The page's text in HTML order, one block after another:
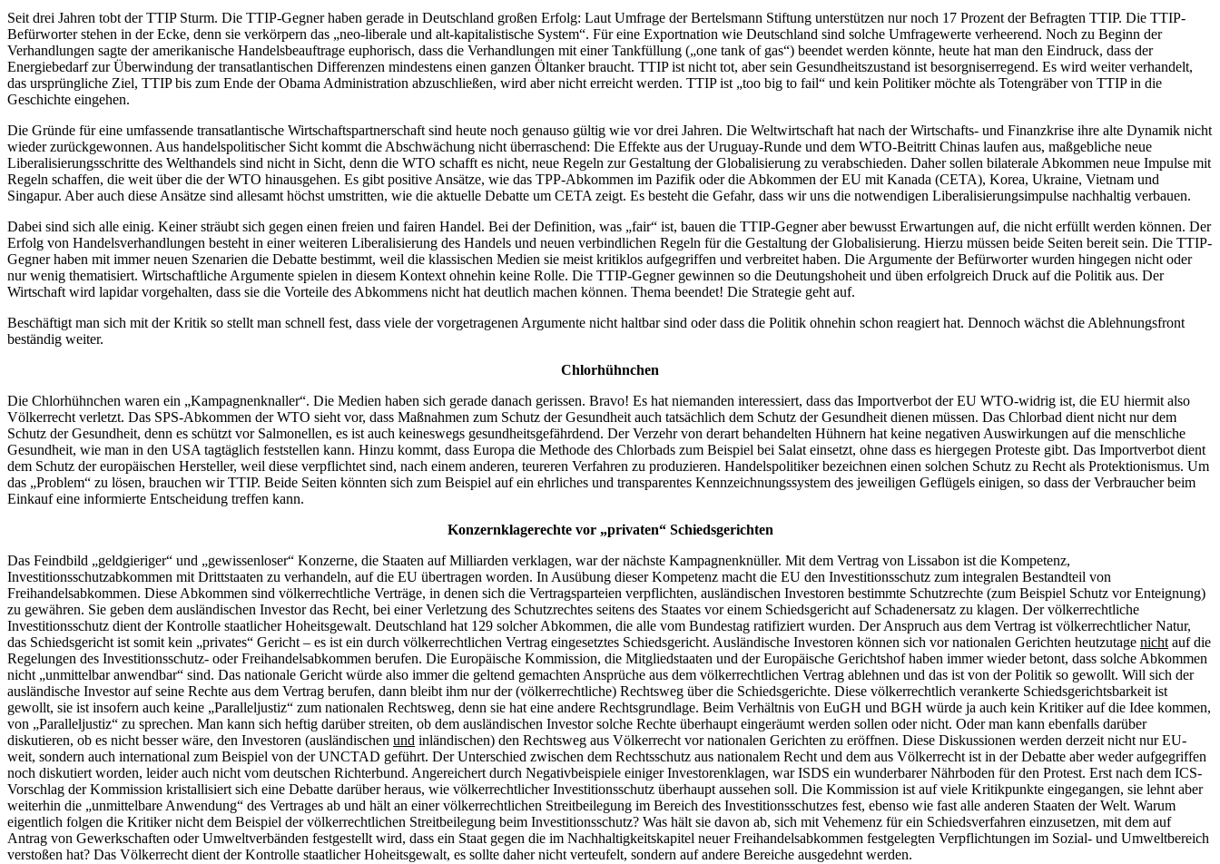
Seit drei Jahren tobt der TTIP Sturm. Die TTIP-Gegner haben gerade in Deutschland großen Erfolg: Laut Umfrage der Bertelsmann Stiftung unterstützen nur noch 17 Prozent der Befragten TTIP. Die TTIP-
Befürworter stehen in der Ecke, denn sie verkörpern das „neo-liberale und alt-kapitalistische System“. Für eine Exportnation wie Deutschland sind solche Umfragewerte verheerend. Noch zu Beginn der
Verhandlungen sagte der amerikanische Handelsbeauftrage euphorisch, dass die Verhandlungen mit einer Tankfüllung („one tank of gas“) beendet werden könnte, heute hat man den Eindruck, dass der
Energiebedarf zur Überwindung der transatlantischen Differenzen mindestens einen ganzen Öltanker braucht. TTIP ist nicht tot, aber sein Gesundheitszustand ist besorgniserregend. Es wird weiter verhandelt,
das ursprüngliche Ziel, TTIP bis zum Ende der Obama Administration abzuschließen, wird aber nicht erreicht werden. TTIP ist „too big to fail“ und kein Politiker möchte als Totengräber von TTIP in die
Geschichte eingehen.
Die Gründe für eine umfassende transatlantische Wirtschaftspartnerschaft sind heute noch genauso gültig wie vor drei Jahren. Die Weltwirtschaft hat nach der Wirtschafts- und Finanzkrise ihre alte Dynamik nicht
wieder zurückgewonnen. Aus handelspolitischer Sicht kommt die Abschwächung nicht überraschend: Die Effekte aus der Uruguay-Runde und dem WTO-Beitritt Chinas laufen aus, maßgebliche neue
Liberalisierungsschritte des Welthandels sind nicht in Sicht, denn die WTO schafft es nicht, neue Regeln zur Gestaltung der Globalisierung zu verabschieden. Daher sollen bilaterale Abkommen neue Impulse mit
Regeln schaffen, die weit über die der WTO hinausgehen. Es gibt positive Ansätze, wie das TPP-Abkommen im Pazifik oder die Abkommen der EU mit Kanada (CETA), Korea, Ukraine, Vietnam und
Singapur. Aber auch diese Ansätze sind allesamt höchst umstritten, wie die aktuelle Debatte um CETA zeigt. Es besteht die Gefahr, dass wir uns die notwendigen Liberalisierungsimpulse nachhaltig verbauen.
Dabei sind sich alle einig. Keiner sträubt sich gegen einen freien und fairen Handel. Bei der Definition, was „fair“ ist, bauen die TTIP-Gegner aber bewusst Erwartungen auf, die nicht erfüllt werden können. Der
Erfolg von Handelsverhandlungen besteht in einer weiteren Liberalisierung des Handels und neuen verbindlichen Regeln für die Gestaltung der Globalisierung. Hierzu müssen beide Seiten bereit sein. Die TTIP-
Gegner haben mit immer neuen Szenarien die Debatte bestimmt, weil die klassischen Medien sie meist kritiklos aufgegriffen und verbreitet haben. Die Argumente der Befürworter wurden hingegen nicht oder
nur wenig thematisiert. Wirtschaftliche Argumente spielen in diesem Kontext ohnehin keine Rolle. Die TTIP-Gegner gewinnen so die Deutungshoheit und üben erfolgreich Druck auf die Politik aus. Der
Wirtschaft wird lapidar vorgehalten, dass sie die Vorteile des Abkommens nicht hat deutlich machen können. Thema beendet! Die Strategie geht auf.
Beschäftigt man sich mit der Kritik so stellt man schnell fest, dass viele der vorgetragenen Argumente nicht haltbar sind oder dass die Politik ohnehin schon reagiert hat. Dennoch wächst die Ablehnungsfront
beständig weiter.
Chlorhühnchen
Die Chlorhühnchen waren ein „Kampagnenknaller“. Die Medien haben sich gerade danach gerissen. Bravo! Es hat niemanden interessiert, dass das Importverbot der EU WTO-widrig ist, die EU hiermit also
Völkerrecht verletzt. Das SPS-Abkommen der WTO sieht vor, dass Maßnahmen zum Schutz der Gesundheit auch tatsächlich dem Schutz der Gesundheit dienen müssen. Das Chlorbad dient nicht nur dem
Schutz der Gesundheit, denn es schützt vor Salmonellen, es ist auch keineswegs gesundheitsgefährdend. Der Verzehr von derart behandelten Hühnern hat keine negativen Auswirkungen auf die menschliche
Gesundheit, wie man in den USA tagtäglich feststellen kann. Hinzu kommt, dass Europa die Methode des Chlorbads zum Beispiel bei Salat einsetzt, ohne dass es hiergegen Proteste gibt. Das Importverbot dient
dem Schutz der europäischen Hersteller, weil diese verpflichtet sind, nach einem anderen, teureren Verfahren zu produzieren. Handelspolitiker bezeichnen einen solchen Schutz zu Recht als Protektionismus. Um
das „Problem“ zu lösen, brauchen wir TTIP. Beide Seiten könnten sich zum Beispiel auf ein ehrliches und transparentes Kennzeichnungssystem des jeweiligen Geflügels einigen, so dass der Verbraucher beim
Einkauf eine informierte Entscheidung treffen kann.
Konzernklagerechte vor „privaten“ Schiedsgerichten
Das Feindbild „geldgieriger“ und „gewissenloser“ Konzerne, die Staaten auf Milliarden verklagen, war der nächste Kampagnenknüller. Mit dem Vertrag von Lissabon ist die Kompetenz,
Investitionsschutzabkommen mit Drittstaaten zu verhandeln, auf die EU übertragen worden. In Ausübung dieser Kompetenz macht die EU den Investitionsschutz zum integralen Bestandteil von
Freihandelsabkommen. Diese Abkommen sind völkerrechtliche Verträge, in denen sich die Vertragsparteien verpflichten, ausländischen Investoren bestimmte Schutzrechte (zum Beispiel Schutz vor Enteignung)
zu gewähren. Sie geben dem ausländischen Investor das Recht, bei einer Verletzung des Schutzrechtes seitens des Staates vor einem Schiedsgericht auf Schadenersatz zu klagen. Der völkerrechtliche
Investitionsschutz dient der Kontrolle staatlicher Hoheitsgewalt. Deutschland hat 129 solcher Abkommen, die alle vom Bundestag ratifiziert wurden. Der Anspruch aus dem Vertrag ist völkerrechtlicher Natur,
das Schiedsgericht ist somit kein „privates“ Gericht – es ist ein durch völkerrechtlichen Vertrag eingesetztes Schiedsgericht. Ausländische Investoren können sich vor nationalen Gerichten heutzutage nicht auf die
Regelungen des Investitionsschutz- oder Freihandelsabkommen berufen. Die Europäische Kommission, die Mitgliedstaaten und der Europäische Gerichtshof haben immer wieder betont, dass solche Abkommen
nicht „unmittelbar anwendbar“ sind. Das nationale Gericht würde also immer die geltend gemachten Ansprüche aus dem völkerrechtlichen Vertrag ablehnen und das ist von der Politik so gewollt. Will sich der
ausländische Investor auf seine Rechte aus dem Vertrag berufen, dann bleibt ihm nur der (völkerrechtliche) Rechtsweg über die Schiedsgerichte. Diese völkerrechtlich verankerte Schiedsgerichtsbarkeit ist
gewollt, sie ist insofern auch keine „Paralleljustiz“ zum nationalen Rechtsweg, denn sie hat eine andere Rechtsgrundlage. Beim Verhältnis von EuGH und BGH würde ja auch kein Kritiker auf die Idee kommen,
von „Paralleljustiz“ zu sprechen. Man kann sich heftig darüber streiten, ob dem ausländischen Investor solche Rechte überhaupt eingeräumt werden sollen oder nicht. Oder man kann ebenfalls darüber
diskutieren, ob es nicht besser wäre, den Investoren (ausländischen und inländischen) den Rechtsweg aus Völkerrecht vor nationalen Gerichten zu eröffnen. Diese Diskussionen werden derzeit nicht nur EU-
weit, sondern auch international zum Beispiel von der UNCTAD geführt. Der Unterschied zwischen dem Rechtsschutz aus nationalem Recht und dem aus Völkerrecht ist in der Debatte aber weder aufgegriffen
noch diskutiert worden, leider auch nicht vom deutschen Richterbund. Angereichert durch Negativbeispiele einiger Investorenklagen, war ISDS ein wunderbarer Nährboden für den Protest. Erst nach dem ICS-
Vorschlag der Kommission kristallisiert sich eine Debatte darüber heraus, wie völkerrechtlicher Investitionsschutz überhaupt aussehen soll. Die Kommission ist auf viele Kritikpunkte eingegangen, sie lehnt aber
weiterhin die „unmittelbare Anwendung“ des Vertrages ab und hält an einer völkerrechtlichen Streitbeilegung im Bereich des Investitionsschutzes fest, ebenso wie fast alle anderen Staaten der Welt. Warum
eigentlich folgen die Kritiker nicht dem Beispiel der völkerrechtlichen Streitbeilegung beim Investitionsschutz? Was hält sie davon ab, sich mit Vehemenz für ein Schiedsverfahren einzusetzen, mit dem auf
Antrag von Gewerkschaften oder Umweltverbänden festgestellt wird, dass ein Staat gegen die im Nachhaltigkeitskapitel neuer Freihandelsabkommen festgelegten Verpflichtungen im Sozial- und Umweltbereich
verstoßen hat? Das Völkerrecht dient der Kontrolle staatlicher Hoheitsgewalt, es sollte daher nicht verteufelt, sondern auf andere Bereiche ausgedehnt werden.